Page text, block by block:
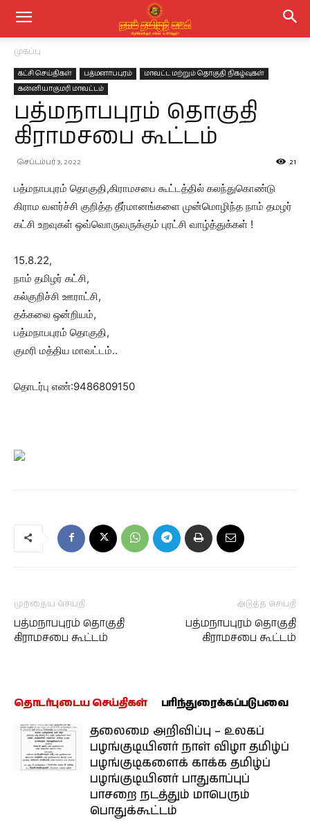
முகப்பு
கட்சி செய்திகள் பத்மனாபபுரம்
மாவட்ட மற்றும் தொகுதி நிகழ்வுகள்
கன்னியாகுமரி மாவட்டம்
பத்மநாபபுரம் தொகுதி
கிராமசபை கூட்டம்
செப்டம்பர் 3, 2022 21
பத்மநாபபுரம் தொகுதி,கிராமசபை கூட்டத்தில் கலந்துகொண்டு
கிராம வளர்ச்சி குறித்த தீர்மானங்களை முன்மொழிந்த நாம் தமழர்
கட்சி உறவுகள் ஒவ்வொருவருக்கும் புரட்சி வாழ்த்துக்கள் !
15.8.22,
நாம் தமிழர் கட்சி,
கல்குறிச்சி ஊராட்சி,
தக்கலை ஒன்றியம்,
பத்மநாபபுரம் தொகுதி,
குமரி மத்திய மாவட்டம்..
தொடர்பு எண்:9486809150
முந்தைய செய்தி
பத்மநாபபுரம் தொகுதி
கிராமசபை கூட்டம்
அடுத்த செய்தி
பத்மநாபபுரம் தொகுதி
கிராமசபை கூட்டம்
தொடர்புடைய செய்திகள் பரிந்துரைக்கப்படுபவை
தலைமை அறிவிப்பு – உலகப்
பழங்குடியினர் நாள் விழா தமிழ்ப்
பழங்குடிகளைக் காக்க தமிழ்ப்
பழங்குடியினர் பாதுகாப்புப்
பாசறை நடத்தும் மாபெரும்
பொதுக்கூட்டம்